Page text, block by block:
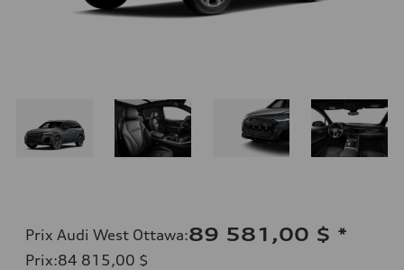
Prix Audi West Ottawa:89 581,00 $ *
Prix:84 815,00 $